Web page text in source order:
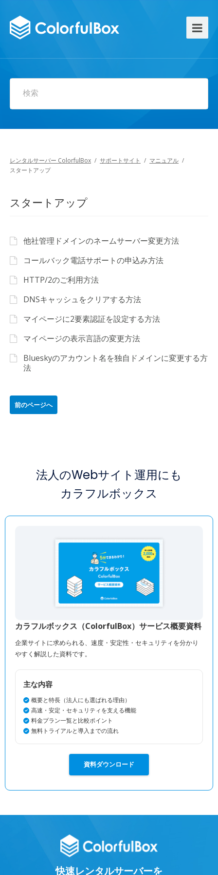
検索
レンタルサーバー ColorfulBox / サポートサイト / マニュアル /
スタートアップ
スタートアップ
他社管理ドメインのネームサーバー変更方法
コールバック電話サポートの申込み方法
HTTP/2のご利用方法
DNSキャッシュをクリアする方法
マイページに2要素認証を設定する方法
マイページの表示言語の変更方法
Blueskyのアカウント名を独自ドメインに変更する方
法
前のページへ
法人のWebサイト運用にも
カラフルボックス
カラフルボックス（ColorfulBox）サービス概要資料
企業サイトに求められる、速度・安定性・セキュリティを分かり
やすく解説した資料です。
主な内容
概要と特長（法人にも選ばれる理由）
高速・安定・セキュリティを支える機能
料金プラン一覧と比較ポイント
無料トライアルと導入までの流れ
資料ダウンロード
快速レンタルサーバーを